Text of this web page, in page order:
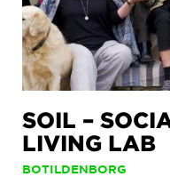
SOIL –
LIVING LAB
BOTILDENBORG